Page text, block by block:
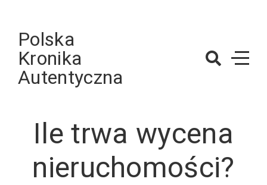
contentPolska
Kronika
Autentyczna
Ile trwa wycena
nieruchomości?